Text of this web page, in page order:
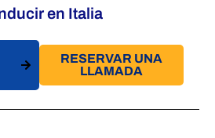
en Italia
RESERVAR UNA
LLAMADA